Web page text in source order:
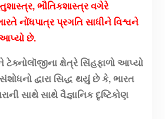
ભૌતિકશાસ્ત્ર વગેરે
નોંધપાત્ર પ્રગતિ સાધીને વિશ્વને
છે.
ટેક્નોલૉજીના ક્ષેત્રે સિંહફાળો આપ્યો
દ્વારા સિદ્ધ થયું છે કે, ભારત
સાથે સાથે વૈજ્ઞાનિક દૃષ્ટિકોણ